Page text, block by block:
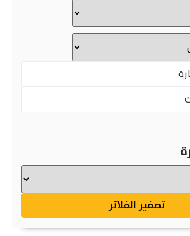
تصفير الفلاتر